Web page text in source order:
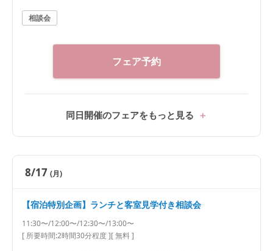
相談会
フェア予約
同日開催のフェアをもっと見る
8/17 (月)
【宿泊特別企画】ランチと客室見学付き相談会
11:30〜/12:00〜/12:30〜/13:00〜
[ 所要時間:2時間30分程度][ 無料 ]